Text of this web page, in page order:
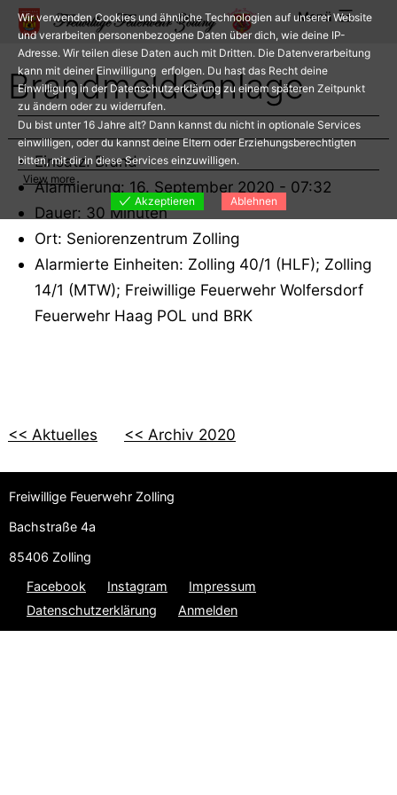
Zum
Inhalt
springen
Menü
Brandmeldeanlage
Einsatz: Brand
Alarmierung: 16. September 2020 - 07:32
Dauer: 30 Minuten
Ort: Seniorenzentrum Zolling
Alarmierte Einheiten: Zolling 40/1 (HLF); Zolling
14/1 (MTW); Freiwillige Feuerwehr Wolfersdorf
Feuerwehr Haag POL und BRK
<< Aktuelles << Archiv 2020
Freiwillige Feuerwehr Zolling
Bachstraße 4a
85406 Zolling
Facebook
Instagram
Impressum
Datenschutzerklärung
Anmelden
Wir verwenden Cookies und ähnliche Technologien auf unserer Website
und verarbeiten personenbezogene Daten über dich, wie deine IP-
Adresse. Wir teilen diese Daten auch mit Dritten. Die Datenverarbeitung
kann mit deiner Einwilligung erfolgen. Du hast das Recht deine
Einwilligung in der Datenschutzerklärung zu einem späteren Zeitpunkt
zu ändern oder zu widerrufen.
Du bist unter 16 Jahre alt? Dann kannst du nicht in optionale Services
einwilligen, oder du kannst deine Eltern oder Erziehungsberechtigten
bitten, mit dir in diese Services einzuwilligen.
View more
Akzeptieren
Ablehnen